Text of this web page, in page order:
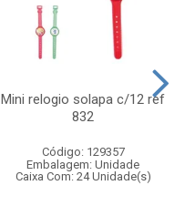
Mini relogio solapa c/12 ref
832
Código: 129357
Embalagem: Unidade
Caixa Com: 24 Unidade(s)